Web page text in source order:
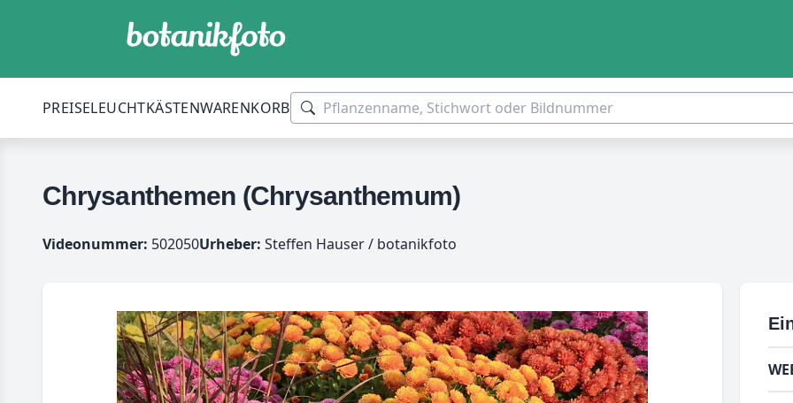
PREISELEUCHTKÄSTENWARENKORB
Chrysanthemen (Chrysanthemum)
Videonummer: 502050Urheber: Steffen Hauser / botanikfoto